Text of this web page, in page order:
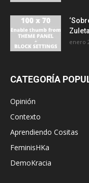
enero
CATEGORÍA
Opinión
Contexto
Aprendiendo Cositas
FeminisHKa
DemoKracia